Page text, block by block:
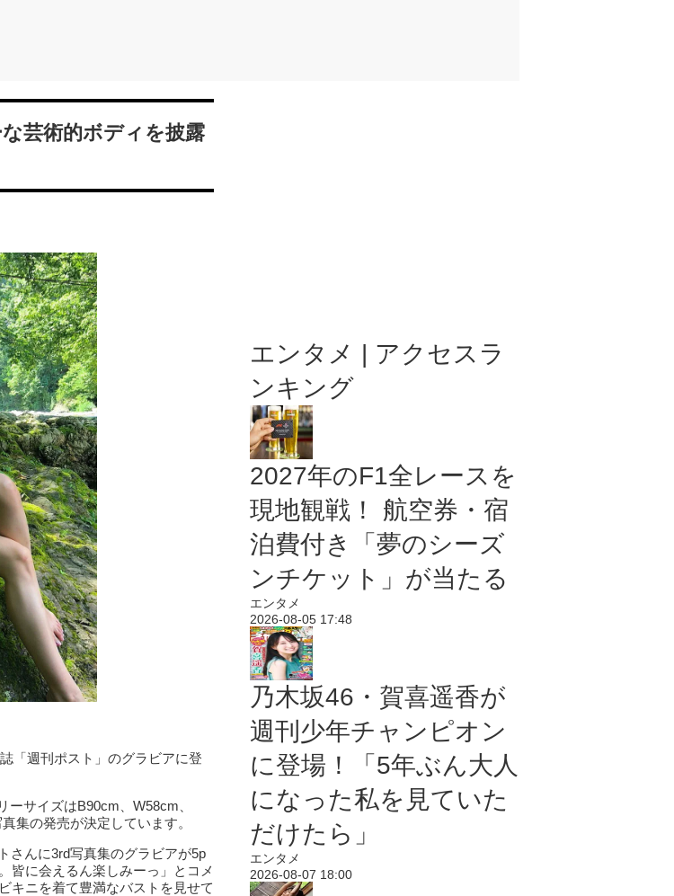
芸術的ボディを披露
「週刊ポスト」のグラビアに登
サイズはB90cm、W58cm、
集の発売が決定しています。
さんに3rd写真集のグラビアが5p
皆に会えるん楽しみーっ」とコメ
キニを着て豊満なバストを見せて
エンタメ | アクセスラ
ンキング
2027年のF1全レースを
現地観戦！ 航空券・宿
泊費付き「夢のシーズ
ンチケット」が当たる
エンタメ
2026-08-05 17:48
乃木坂46・賀喜遥香が
週刊少年チャンピオン
に登場！「5年ぶん大人
になった私を見ていた
だけたら」
エンタメ
2026-08-07 18:00